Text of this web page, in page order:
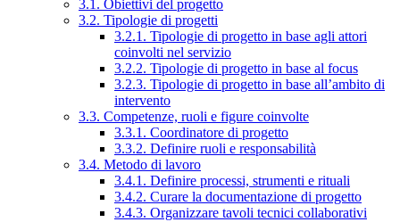
3.1. Obiettivi del progetto
3.2. Tipologie di progetti
3.2.1. Tipologie di progetto in base agli attori
coinvolti nel servizio
3.2.2. Tipologie di progetto in base al focus
3.2.3. Tipologie di progetto in base all’ambito di
intervento
3.3. Competenze, ruoli e figure coinvolte
3.3.1. Coordinatore di progetto
3.3.2. Definire ruoli e responsabilità
3.4. Metodo di lavoro
3.4.1. Definire processi, strumenti e rituali
3.4.2. Curare la documentazione di progetto
3.4.3. Organizzare tavoli tecnici collaborativi